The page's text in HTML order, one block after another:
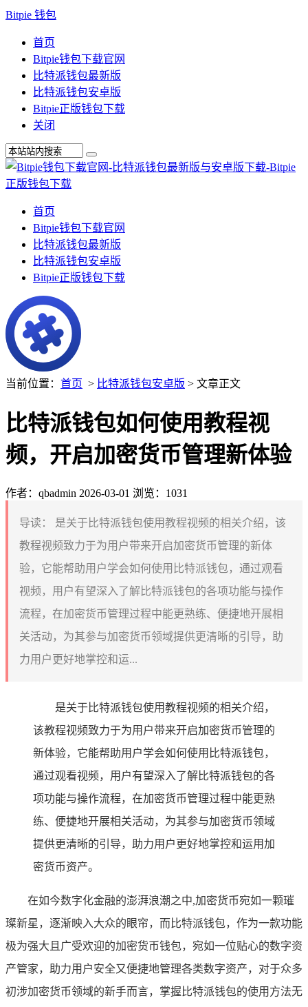
Bitpie 钱包
首页
Bitpie钱包下载官网
比特派钱包最新版
比特派钱包安卓版
Bitpie正版钱包下载
关闭
首页
Bitpie钱包下载官网
比特派钱包最新版
比特派钱包安卓版
Bitpie正版钱包下载
当前位置： 首页 > 比特派钱包安卓版 > 文章正文
比特派钱包如何使用教程视
频，开启加密货币管理新体验
作者：qbadmin 2026-03-01 浏览：1031
导读：
是关于比特派钱包使用教程视频的相关介绍，该
教程视频致力于为用户带来开启加密货币管理的新体
验，它能帮助用户学会如何使用比特派钱包，通过观看
视频，用户有望深入了解比特派钱包的各项功能与操作
流程，在加密货币管理过程中能更熟练、便捷地开展相
关活动，为其参与加密货币领域提供更清晰的引导，助
力用户更好地掌控和运...
是关于比特派钱包使用教程视频的相关介绍，
该教程视频致力于为用户带来开启加密货币管理的
新体验，它能帮助用户学会如何使用比特派钱包，
通过观看视频，用户有望深入了解比特派钱包的各
项功能与操作流程，在加密货币管理过程中能更熟
练、便捷地开展相关活动，为其参与加密货币领域
提供更清晰的引导，助力用户更好地掌控和运用加
密货币资产。
在如今数字化金融的澎湃浪潮之中,加密货币宛如一颗璀
璨新星，逐渐映入大众的眼帘，而比特派钱包，作为一款功能
极为强大且广受欢迎的加密货币钱包，宛如一位贴心的数字资
产管家，助力用户安全又便捷地管理各类数字资产，对于众多
初涉加密货币领域的新手而言，掌握比特派钱包的使用方法无